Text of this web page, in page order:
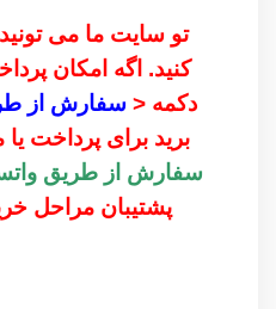
تو سایت ما می
کنید. اگه امکان
دکمه <سفارش از
برید برای پرداخت
سفارش از طریق
پشتیبان مراحل